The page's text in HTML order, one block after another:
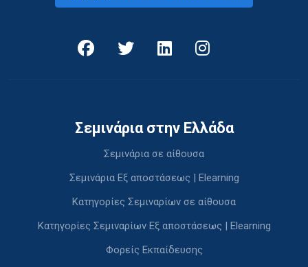
Σεμινάρια στην Ελλάδα
Σεμινάρια σε αίθουσα
Σεμινάρια Εξ αποστάσεως | Elearning
Κατηγορίες Σεμιναρίων σε αίθουσα
Κατηγορίες Σεμιναρίων Εξ αποστάσεως | Elearning
Φορείς Εκπαίδευσης